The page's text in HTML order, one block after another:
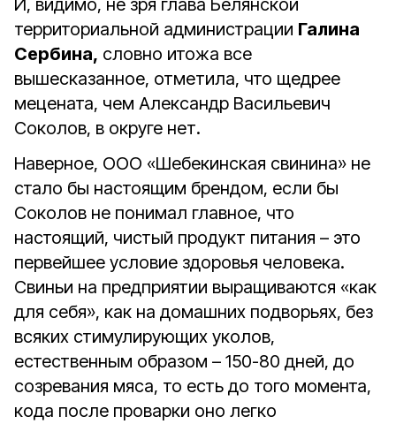
И, видимо, не зря глава Белянской
территориальной администрации Галина
Сербина, словно итожа все
вышесказанное, отметила, что щедрее
мецената, чем Александр Васильевич
Соколов, в округе нет.
Наверное, ООО «Шебекинская свинина» не
стало бы настоящим брендом, если бы
Соколов не понимал главное, что
настоящий, чистый продукт питания – это
первейшее условие здоровья человека.
Свиньи на предприятии выращиваются «как
для себя», как на домашних подворьях, без
всяких стимулирующих уколов,
естественным образом – 150-80 дней, до
созревания мяса, то есть до того момента,
кода после проварки оно легко